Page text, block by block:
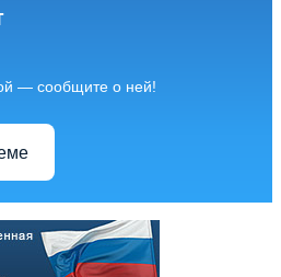
— сообщите о ней!